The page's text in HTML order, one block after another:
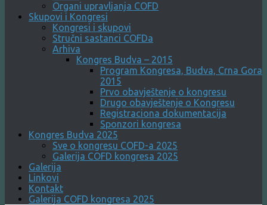
Organi upravljanja COFD
Skupovi i Kongresi
Kongresi i skupovi
Stručni sastanci COFDa
Arhiva
Kongres Budva – 2015
Program Kongresa, Budva, Crna Gora
2015
Prvo obavještenje o kongresu
Drugo obavještenje o Kongresu
Registraciona dokumentacija
Sponzori kongresa
Kongres Budva 2025
Sve o kongresu COFD-a 2025
Galerija COFD kongresa 2025
Galerija
Linkovi
Kontakt
Galerija COFD kongresa 2025